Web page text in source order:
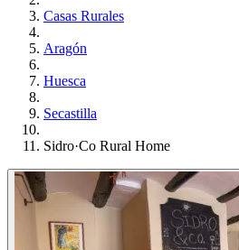
Casas Rurales
Aragón
Huesca
Secastilla
Sidro·Co Rural Home